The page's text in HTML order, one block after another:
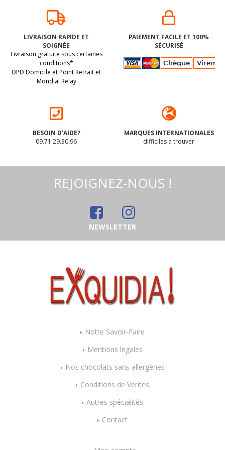
LIVRAISON RAPIDE ET
SOIGNÉE
Livraison gratuite sous certaines
conditions*
DPD Domicile et Point Retrait et
Mondial Relay
PAIEMENT FACILE ET 100%
SÉCURISÉ
BESOIN D'AIDE?
09.71.29.30.96
MARQUES INTERNATIONALES
difficiles à trouver
REJOIGNEZ-NOUS !
NEWSLETTER
Notre Savoir-Faire
Mentions légales
Nos chocolats sans allergènes
Conditions de Ventes
Autres spécialités
Contact